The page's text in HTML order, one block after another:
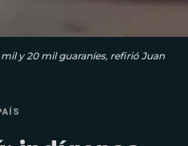
y 20 mil guaraníes, refirió Juan